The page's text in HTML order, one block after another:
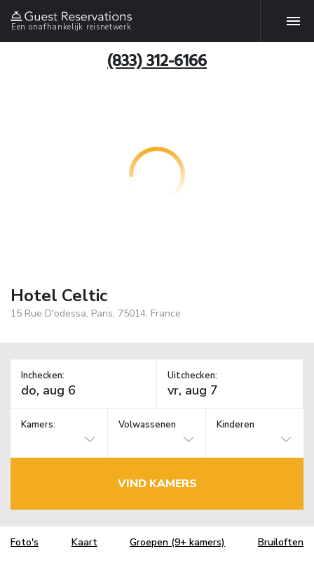
Een onafhankelijk reisnetwerk
(833) 312-6166
Hotel Celtic
15 Rue D'odessa, Paris, 75014, France
Inchecken: Uitchecken:
Kamers: Volwassenen Kinderen
VIND KAMERS
Foto's Kaart Groepen (9+ kamers) Bruiloften